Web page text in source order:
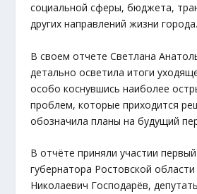
социальной сферы, бюджета,
других направлений жизни города.
В своем отчете Светлана
детально осветила итоги
особо коснувшись наиболее
проблем, которые приходится
обозначила планы на будущий
В отчёте приняли участии
губернатора Ростовской области
Николаевич Господарёв,